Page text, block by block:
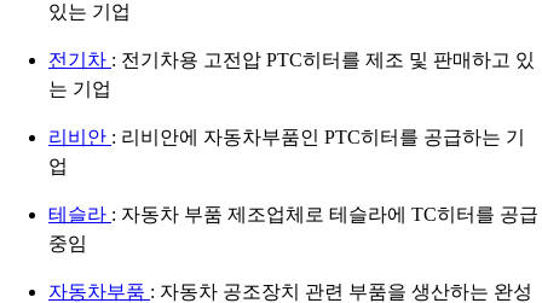
있는 기업
전기차 : 전기차용 고전압 PTC히터를 제조 및 판매하고 있
는 기업
리비안 : 리비안에 자동차부품인 PTC히터를 공급하는 기
업
테슬라 : 자동차 부품 제조업체로 테슬라에 TC히터를 공급
중임
자동차부품 : 자동차 공조장치 관련 부품을 생산하는 완성